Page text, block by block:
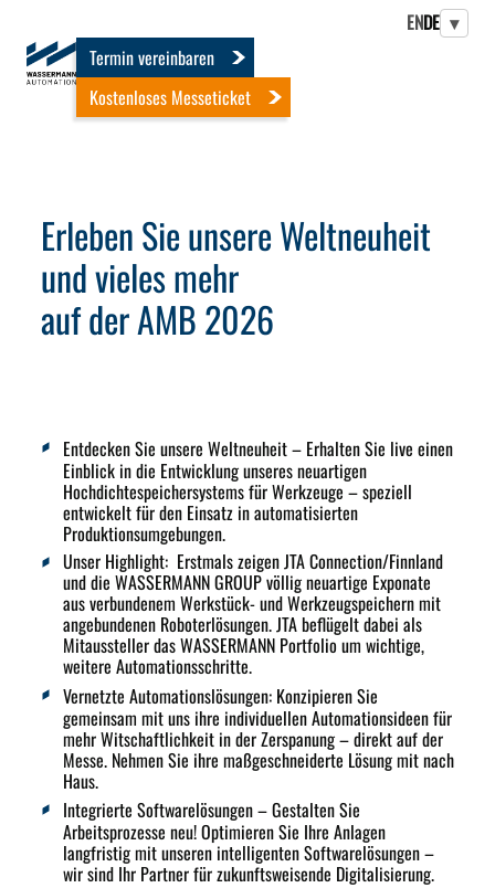
ENDE ▾
Termin vereinbaren
Kostenloses Messeticket
Erleben Sie unsere Weltneuheit
und vieles mehr
auf der AMB 2026
Entdecken Sie unsere Weltneuheit– Erhalten Sie live einen
Einblick in die Entwicklung unseres neuartigen
Hochdichtespeichersystems für Werkzeuge – speziell
entwickelt für den Einsatz in automatisierten
Produktionsumgebungen.
Unser Highlight: Erstmals zeigen JTA Connection/Finnland
und die WASSERMANN GROUP völlig neuartige Exponate
aus verbundenem Werkstück- und Werkzeugspeichern mit
angebundenen Roboterlösungen. JTA beflügelt dabei als
Mitaussteller das WASSERMANN Portfolio um wichtige,
weitere Automationsschritte.
Vernetzte Automationslösungen: Konzipieren Sie
gemeinsam mit uns ihre individuellen Automationsideen für
mehr Witschaftlichkeit in der Zerspanung – direkt auf der
Messe. Nehmen Sie ihre maßgeschneiderte Lösung mit nach
Haus.
Integrierte Softwarelösungen– Gestalten Sie
Arbeitsprozesse neu! Optimieren Sie Ihre Anlagen
langfristig mit unseren intelligenten Softwarelösungen –
wir sind Ihr Partner für zukunftsweisende Digitalisierung.